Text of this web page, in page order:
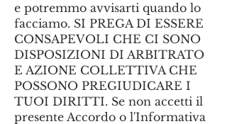
e potremmo avvisarti quando lo
facciamo. SI PREGA DI ESSERE
CONSAPEVOLI CHE CI SONO
DISPOSIZIONI DI ARBITRATO
E AZIONE COLLETTIVA CHE
POSSONO PREGIUDICARE I
TUOI DIRITTI. Se non accetti il
presente Accordo o l'Informativa